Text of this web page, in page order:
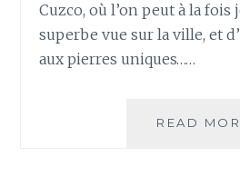
Cuzco, où l’on peut à la fois
superbe vue sur la ville, et
aux pierres uniques……
READ